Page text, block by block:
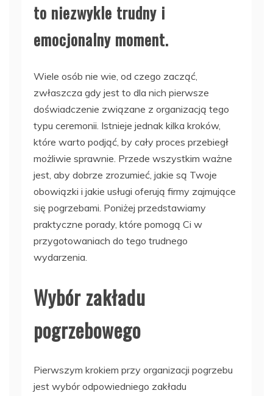
to niezwykle trudny i
emocjonalny moment.
Wiele osób nie wie, od czego zacząć,
zwłaszcza gdy jest to dla nich pierwsze
doświadczenie związane z organizacją tego
typu ceremonii. Istnieje jednak kilka kroków,
które warto podjąć, by cały proces przebiegł
możliwie sprawnie. Przede wszystkim ważne
jest, aby dobrze zrozumieć, jakie są Twoje
obowiązki i jakie usługi oferują firmy zajmujące
się pogrzebami. Poniżej przedstawiamy
praktyczne porady, które pomogą Ci w
przygotowaniach do tego trudnego
wydarzenia.
Wybór zakładu
pogrzebowego
Pierwszym krokiem przy organizacji pogrzebu
jest wybór odpowiedniego zakładu